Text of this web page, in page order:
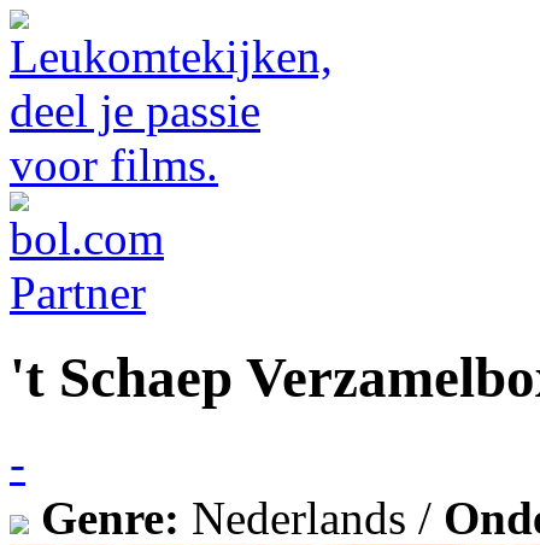
't Schaep
-
Genre: Nederlands /